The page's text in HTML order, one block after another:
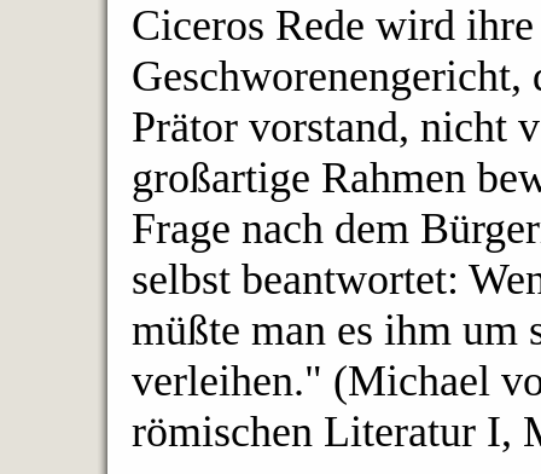
Ciceros Rede wird
Prätor vorstand, nicht
großartige Rahmen
Frage nach dem
selbst beantwortet:
müßte man es ihm um
verleihen." (Michael
römischen Literatur I,